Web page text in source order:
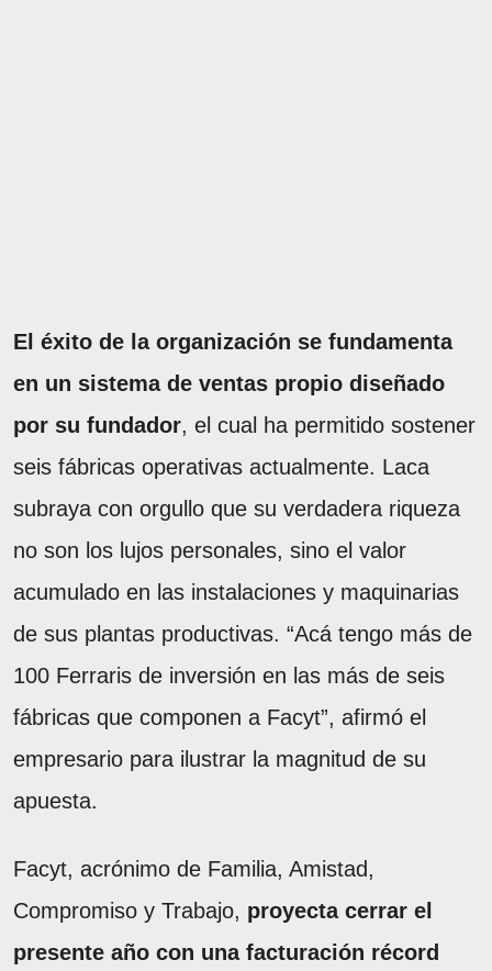
El éxito de la organización se fundamenta
en un sistema de ventas propio diseñado
por su fundador, el cual ha permitido sostener
seis fábricas operativas actualmente. Laca
subraya con orgullo que su verdadera riqueza
no son los lujos personales, sino el valor
acumulado en las instalaciones y maquinarias
de sus plantas productivas. “Acá tengo más de
100 Ferraris de inversión en las más de seis
fábricas que componen a Facyt”, afirmó el
empresario para ilustrar la magnitud de su
apuesta.
Facyt, acrónimo de Familia, Amistad,
Compromiso y Trabajo, proyecta cerrar el
presente año con una facturación récord